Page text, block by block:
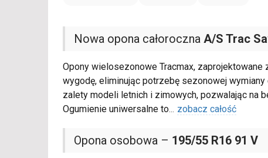
Nowa opona całoroczna A/S Trac
Opony wielosezonowe Tracmax,
wygodę, eliminując potrzebę sezonowej
zalety modeli letnich i zimowych, pozwalając na
Ogumienie uniwersalne to... zobacz całość
Opona osobowa – 195/55 R16 91 V